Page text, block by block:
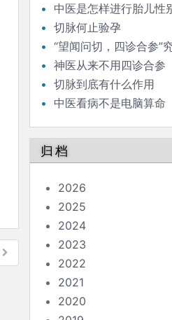
中医是怎样进行胎儿性
切脉何止验孕
“望闻问切，四诊合参”
神医从来不用四诊合参
切脉到底有什么作用
中医看病不是电脑算命
归档
2026
2025
2024
2023
2022
2021
2020